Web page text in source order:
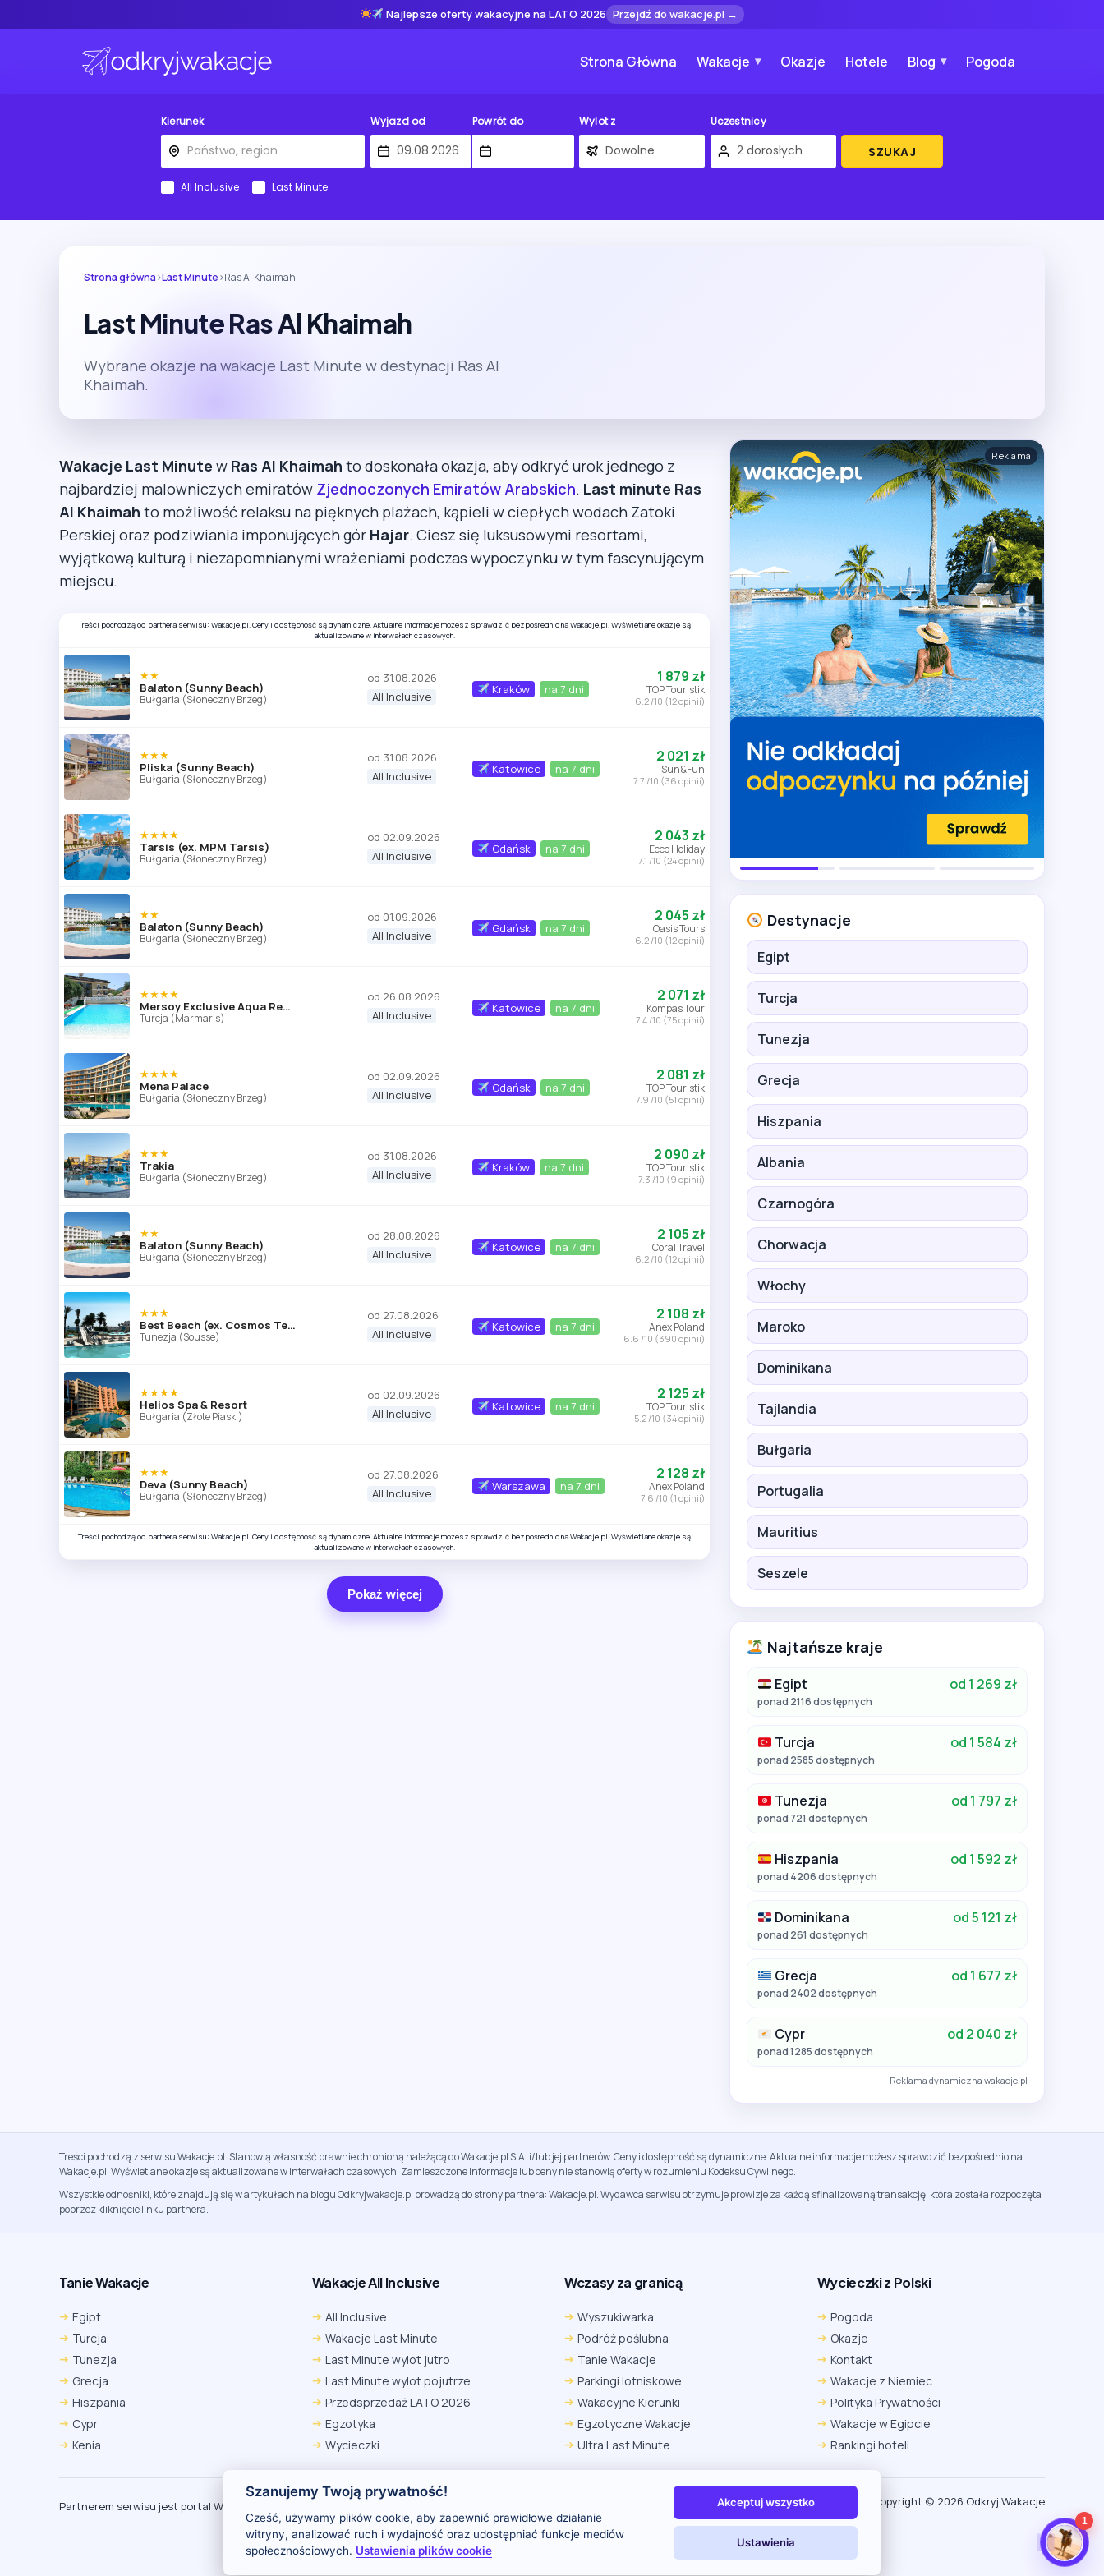
Najlepsze oferty wakacyjne na LATO 2026 Przejdź do wakacje.pl →
Strona Główna Wakacje Okazje Hotele Blog Pogoda
Kierunek Wyjazd od Powrót do Wylot z Uczestnicy
SZUKAJ
All Inclusive Last Minute
Strona główna›Last Minute›Ras Al Khaimah
Last Minute Ras Al Khaimah
Wybrane okazje na wakacje Last Minute w destynacji Ras Al
Khaimah.
Wakacje Last Minute w Ras Al Khaimah to doskonała okazja, aby odkryć urok jednego z
najbardziej malowniczych emiratów Zjednoczonych Emiratów Arabskich. Last minute Ras
Al Khaimah to możliwość relaksu na pięknych plażach, kąpieli w ciepłych wodach Zatoki
Perskiej oraz podziwiania imponujących gór Hajar. Ciesz się luksusowymi resortami,
wyjątkową kulturą i niezapomnianymi wrażeniami podczas wypoczynku w tym fascynującym
miejscu.
Treści pochodzą od partnera serwisu: Wakacje.pl. Ceny i dostępność są dynamiczne. Aktualne informacje możesz sprawdzić bezpośrednio na Wakacje.pl. Wyświetlane okazje są
aktualizowane w interwałach czasowych.
★★
Balaton (Sunny Beach)
Bułgaria (Słoneczny Brzeg)
od 31.08.2026
All Inclusive
Kraków na 7 dni
1 879 zł
TOP Touristik
6.2 /10 (12 opinii)
★★★
Pliska (Sunny Beach)
Bułgaria (Słoneczny Brzeg)
od 31.08.2026
All Inclusive
Katowice na 7 dni
2 021 zł
Sun&Fun
7.7 /10 (36 opinii)
★★★★
Tarsis (ex. MPM Tarsis)
Bułgaria (Słoneczny Brzeg)
od 02.09.2026
All Inclusive
Gdańsk na 7 dni
2 043 zł
Ecco Holiday
7.1 /10 (24 opinii)
★★
Balaton (Sunny Beach)
Bułgaria (Słoneczny Brzeg)
od 01.09.2026
All Inclusive
Gdańsk na 7 dni
2 045 zł
Oasis Tours
6.2 /10 (12 opinii)
★★★★
Mersoy Exclusive Aqua Resort
Turcja (Marmaris)
od 26.08.2026
All Inclusive
Katowice na 7 dni
2 071 zł
Kompas Tour
7.4 /10 (75 opinii)
★★★★
Mena Palace
Bułgaria (Słoneczny Brzeg)
od 02.09.2026
All Inclusive
Gdańsk na 7 dni
2 081 zł
TOP Touristik
7.9 /10 (51 opinii)
★★★
Trakia
Bułgaria (Słoneczny Brzeg)
od 31.08.2026
All Inclusive
Kraków na 7 dni
2 090 zł
TOP Touristik
7.3 /10 (9 opinii)
★★
Balaton (Sunny Beach)
Bułgaria (Słoneczny Brzeg)
od 28.08.2026
All Inclusive
Katowice na 7 dni
2 105 zł
Coral Travel
6.2 /10 (12 opinii)
★★★
Best Beach (ex. Cosmos Tergui Club)
Tunezja (Sousse)
od 27.08.2026
All Inclusive
Katowice na 7 dni
2 108 zł
Anex Poland
6.6 /10 (390 opinii)
★★★★
Helios Spa & Resort
Bułgaria (Złote Piaski)
od 02.09.2026
All Inclusive
Katowice na 7 dni
2 125 zł
TOP Touristik
5.2 /10 (34 opinii)
★★★
Deva (Sunny Beach)
Bułgaria (Słoneczny Brzeg)
od 27.08.2026
All Inclusive
Warszawa na 7 dni
2 128 zł
Anex Poland
7.6 /10 (1 opinii)
Treści pochodzą od partnera serwisu: Wakacje.pl. Ceny i dostępność są dynamiczne. Aktualne informacje możesz sprawdzić bezpośrednio na Wakacje.pl. Wyświetlane okazje są
aktualizowane w interwałach czasowych.
Pokaż więcej
Reklama
Destynacje
Egipt
Turcja
Tunezja
Grecja
Hiszpania
Albania
Czarnogóra
Chorwacja
Włochy
Maroko
Dominikana
Tajlandia
Bułgaria
Portugalia
Mauritius
Seszele
Najtańsze kraje
Egipt od 1 269 zł
ponad 2116 dostępnych
Turcja od 1 584 zł
ponad 2585 dostępnych
Tunezja od 1 797 zł
ponad 721 dostępnych
Hiszpania od 1 592 zł
ponad 4206 dostępnych
Dominikana od 5 121 zł
ponad 261 dostępnych
Grecja od 1 677 zł
ponad 2402 dostępnych
Cypr od 2 040 zł
ponad 1285 dostępnych
Reklama dynamiczna wakacje.pl
Treści pochodzą z serwisu Wakacje.pl. Stanowią własność prawnie chronioną należącą do Wakacje.pl S.A. i/lub jej partnerów. Ceny i dostępność są dynamiczne. Aktualne informacje możesz sprawdzić bezpośrednio na
Wakacje.pl. Wyświetlane okazje są aktualizowane w interwałach czasowych. Zamieszczone informacje lub ceny nie stanowią oferty w rozumieniu Kodeksu Cywilnego.
Wszystkie odnośniki, które znajdują się w artykułach na blogu Odkryjwakacje.pl prowadzą do strony partnera: Wakacje.pl. Wydawca serwisu otrzymuje prowizje za każdą sfinalizowaną transakcję, która została rozpoczęta
poprzez kliknięcie linku partnera.
Tanie Wakacje
Egipt
Turcja
Tunezja
Grecja
Hiszpania
Cypr
Kenia
Wakacje All Inclusive
All Inclusive
Wakacje Last Minute
Last Minute wylot jutro
Last Minute wylot pojutrze
Przedsprzedaż LATO 2026
Egzotyka
Wycieczki
Wczasy za granicą
Wyszukiwarka
Podróż poślubna
Tanie Wakacje
Parkingi lotniskowe
Wakacyjne Kierunki
Egzotyczne Wakacje
Ultra Last Minute
Wycieczki z Polski
Pogoda
Okazje
Kontakt
Wakacje z Niemiec
Polityka Prywatności
Wakacje w Egipcie
Rankingi hoteli
Partnerem serwisu jest portal Wakacje.pl Copyright (c) 2026 Odkryj Wakacje
1
Edge
Ustawienia → Prywatność i bezpieczeństwo → Pliki
cookie innych firm → ustaw „Zezwalaj”.
Na czas rezerwacji nie blokuj cookies i śledzenia dla tej
Na czas rezerwacji nie korzystaj z trybu incognito.
Szanujemy Twoją prywatność!
Cześć, używamy plików cookie, aby zapewnić prawidłowe działanie
witryny, analizować ruch i wydajność oraz udostępniać funkcje mediów
społecznościowych. Ustawienia plików cookie
Akceptuj wszystko
Ustawienia